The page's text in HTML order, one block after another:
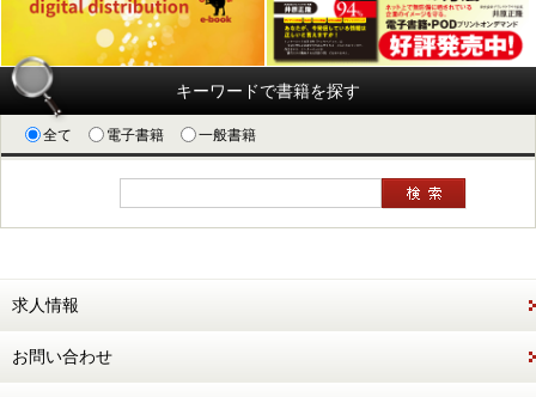
キーワードで書籍を探す
全て 電子書籍 一般書籍
求人情報
お問い合わせ